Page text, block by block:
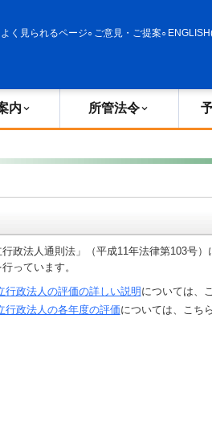
よく見られるページ ご意見・ご提案
内 所管法令
政法人通則法」（平成11年法律第103号
っています。
行政法人の評価の詳しい説明 については、
行政法人の各年度の評価については、こちら